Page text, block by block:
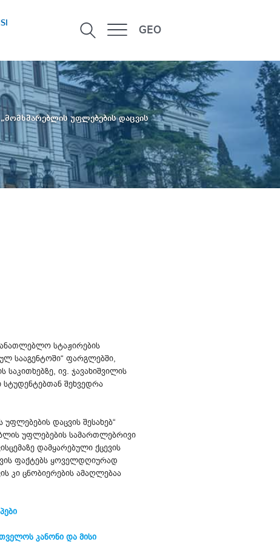
GEO
„მომხმარებლის უფლებების დაცვის
სტაჟირების
სააგენტოში“ ფარგლებში,
ივ. ჯავახიშვილის
შეხვედრა
დაცვის შესახებ“
უფლებების სამართლებრივი
დამყარებული ქცევის
ფაქტებს ყოველდღიურად
კი ცნობიერების ამაღლებაა
კანონი და მისი